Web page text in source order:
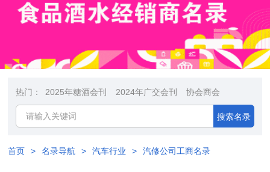
热门： 2025年糖酒会刊 2024年广交会刊 协会商会
搜索名录
首页 > 名录导航 > 汽车行业 > 汽修公司工商名录